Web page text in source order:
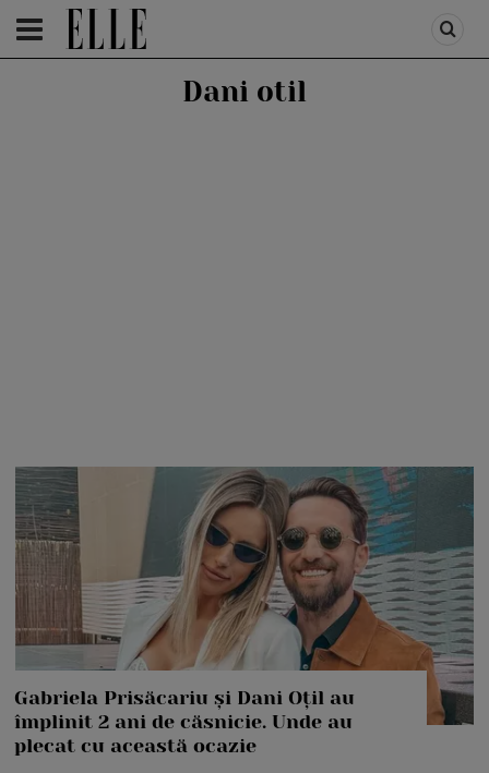
HOMEPAGE /PEOPLE
Dani otil
Gabriela Prisăcariu și Dani Oțil au
împlinit 2 ani de căsnicie. Unde au
plecat cu această ocazie